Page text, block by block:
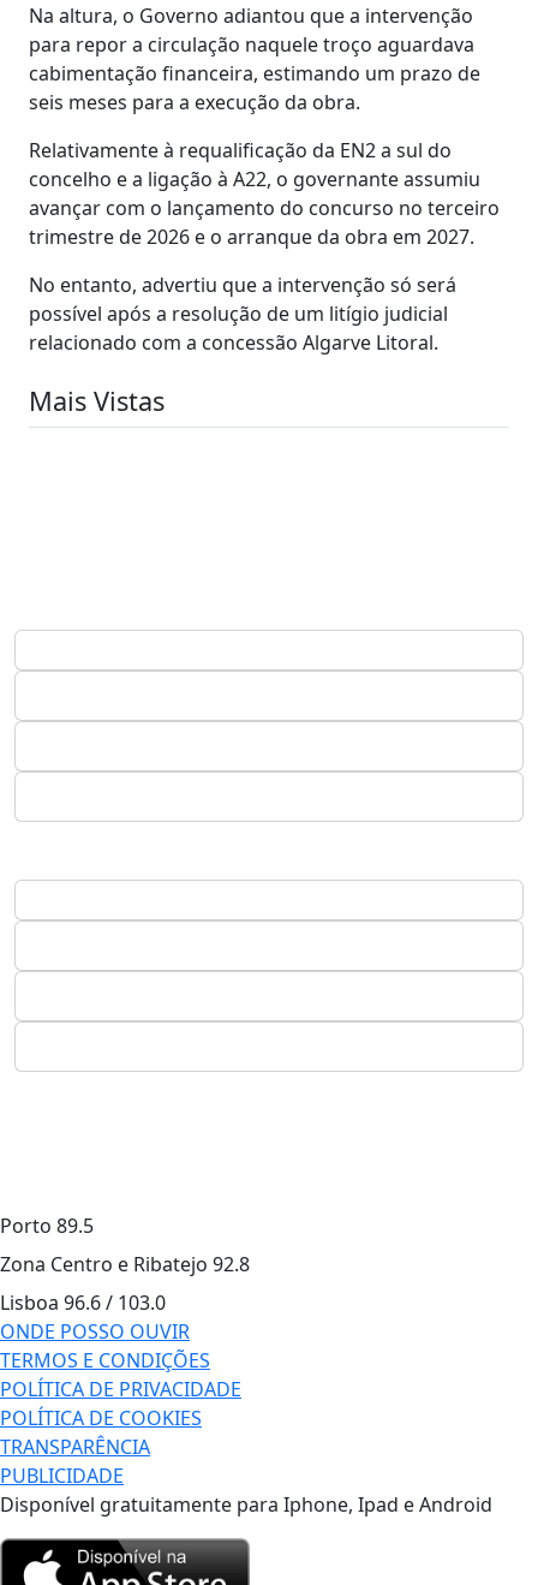
Na altura, o Governo adiantou que a intervenção
para repor a circulação naquele troço aguardava
cabimentação financeira, estimando um prazo de
seis meses para a execução da obra.
Relativamente à requalificação da EN2 a sul do
concelho e a ligação à A22, o governante assumiu
avançar com o lançamento do concurso no terceiro
trimestre de 2026 e o arranque da obra em 2027.
No entanto, advertiu que a intervenção só será
possível após a resolução de um litígio judicial
relacionado com a concessão Algarve Litoral.
Mais Vistas
Porto 89.5
Zona Centro e Ribatejo 92.8
Lisboa 96.6 / 103.0
ONDE POSSO OUVIR
TERMOS E CONDIÇÕES
POLÍTICA DE PRIVACIDADE
POLÍTICA DE COOKIES
TRANSPARÊNCIA
PUBLICIDADE
Disponível gratuitamente para Iphone, Ipad e Android